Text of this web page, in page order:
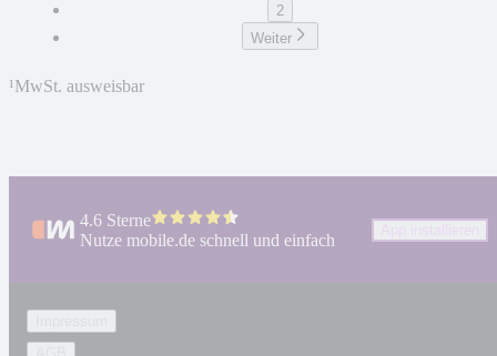
2
Weiter
¹MwSt. ausweisbar
4.6 Sterne
Nutze mobile.de schnell und einfach